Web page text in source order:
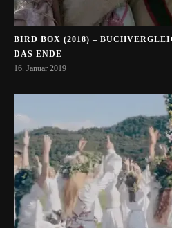
BIRD BOX (2018) –
DAS ENDE
16. Januar 2019